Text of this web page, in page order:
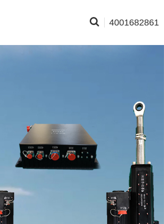
4001682861